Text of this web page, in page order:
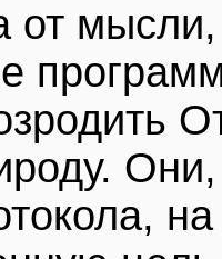
от мысли,
Они,